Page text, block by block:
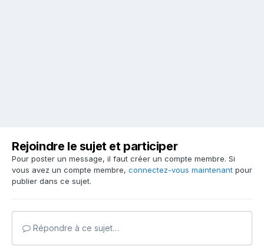
Rejoindre le sujet et participer
Pour poster un message, il faut créer un compte membre. Si
vous avez un compte membre, connectez-vous maintenant pour
publier dans ce sujet.
Répondre à ce sujet…